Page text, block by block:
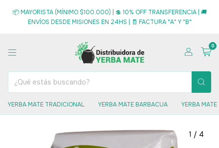
📦 MAYORISTA (MÍNIMO $100.000) | 💲 10% OFF TRANSFERENCIA | 🚚
ENVÍOS DESDE MISIONES EN 24HS | 🧾 FACTURA "A" Y "B"
0
YERBA MATE TRADICIONAL YERBA MATE BARBACUA YERBA
1 / 4